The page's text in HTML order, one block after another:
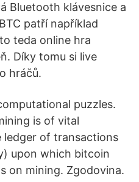
Bluetooth klávesnice a
patří například
teda online hra
Díky tomu si live
hráčů.
puzzles.
is of vital
ledger of transactions
upon which bitcoin
on mining. Zgodovina.